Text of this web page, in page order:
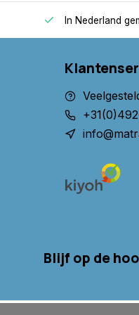
optimale
U kunt zelf de
meerprijs kunt u
Organisch
keurmerken:
- Ökotex
Koop nu de
In Nederland
Blijf op de